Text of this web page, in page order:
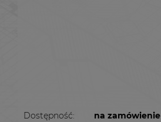
Dostępność:
na zamówienie